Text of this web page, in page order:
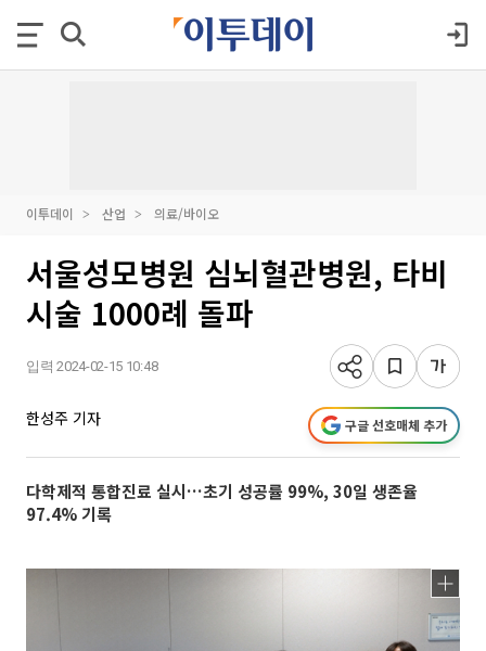
이투데이 산업 의료/바이오
서울성모병원 심뇌혈관병원, 타비
시술 1000례 돌파
입력 2024-02-15 10:48
한성주 기자 구글 선호매체 추가
다학제적 통합진료 실시…초기 성공률 99%, 30일 생존율
97.4% 기록